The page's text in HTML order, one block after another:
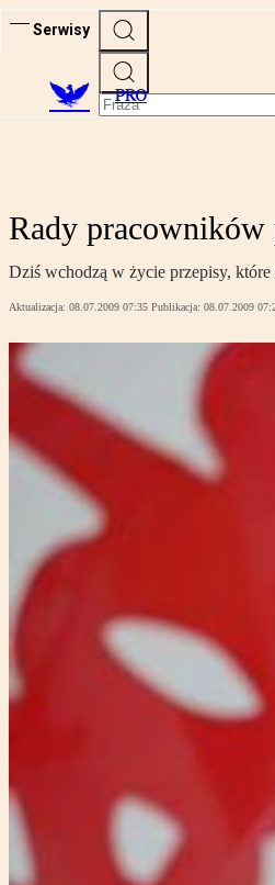
Serwisy
PRO
Rady pracowników
Dziś wchodzą w życie przepisy,
Aktualizacja: 08.07.2009 07:35 Publikacja: 08.07.2009